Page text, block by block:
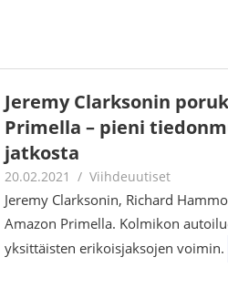
Jeremy Clarksonin
Primella – pieni
jatkosta
20.02.2021 Juha Kaunisto
Viihdeuutiset
Jeremy Clarksonin, Richard
Amazon Primella. Kolmikon
yksittäisten erikoisjaksojen voimin.